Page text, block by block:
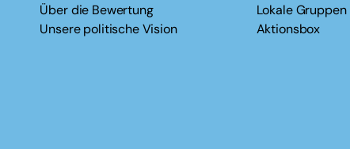
Über die Bewertung
Unsere politische Vision
Lokale Gruppen
Aktionsbox